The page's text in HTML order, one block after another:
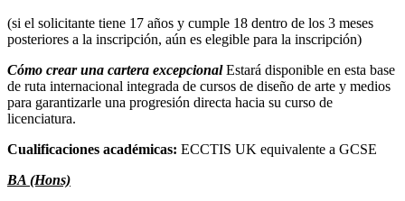
(si el solicitante tiene 17 años y cumple 18 dentro de los 3 meses
posteriores a la inscripción, aún es elegible para la inscripción)
Cómo crear una cartera excepcionalEstará disponible en esta base
de ruta internacional integrada de cursos de diseño de arte y medios
para garantizarle una progresión directa hacia su curso de
licenciatura.
Cualificaciones académicas: ECCTIS UK equivalente a GCSE
BA (Hons)